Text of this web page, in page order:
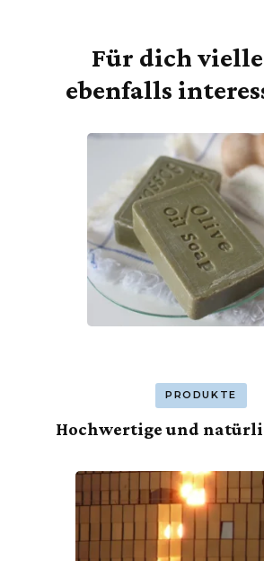
Beitragsnavigation
Für dich
ebenfalls
PRODUKTE
Hochwertige und